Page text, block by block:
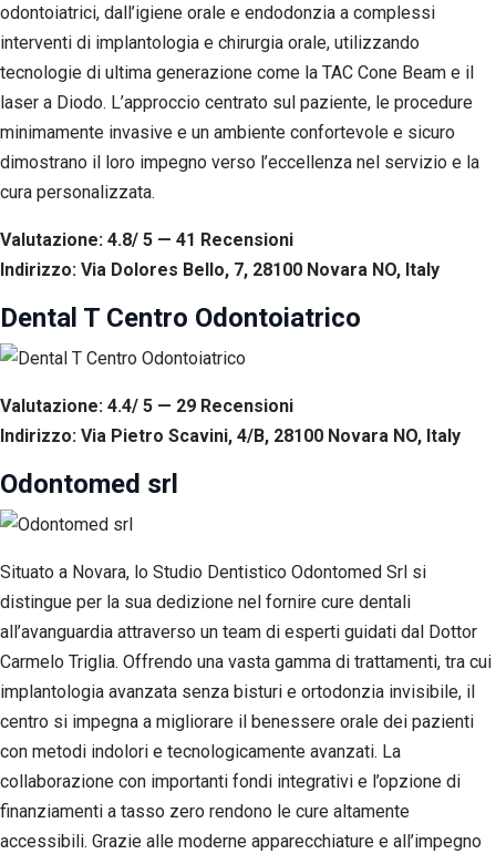
odontoiatrici, dall’igiene orale e endodonzia a complessi
interventi di implantologia e chirurgia orale, utilizzando
tecnologie di ultima generazione come la TAC Cone Beam e il
laser a Diodo. L’approccio centrato sul paziente, le procedure
minimamente invasive e un ambiente confortevole e sicuro
dimostrano il loro impegno verso l’eccellenza nel servizio e la
cura personalizzata.
Valutazione: 4.8/ 5 — 41 Recensioni
Indirizzo: Via Dolores Bello, 7, 28100 Novara NO, Italy
Dental T Centro Odontoiatrico
Valutazione: 4.4/ 5 — 29 Recensioni
Indirizzo: Via Pietro Scavini, 4/B, 28100 Novara NO, Italy
Odontomed srl
Situato a Novara, lo Studio Dentistico Odontomed Srl si
distingue per la sua dedizione nel fornire cure dentali
all’avanguardia attraverso un team di esperti guidati dal Dottor
Carmelo Triglia. Offrendo una vasta gamma di trattamenti, tra cui
implantologia avanzata senza bisturi e ortodonzia invisibile, il
centro si impegna a migliorare il benessere orale dei pazienti
con metodi indolori e tecnologicamente avanzati. La
collaborazione con importanti fondi integrativi e l’opzione di
finanziamenti a tasso zero rendono le cure altamente
accessibili. Grazie alle moderne apparecchiature e all’impegno